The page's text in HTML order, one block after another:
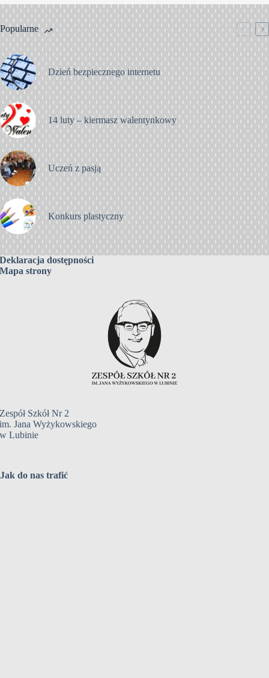
Popularne
Dzień bezpiecznego internetu
14 luty – kiermasz walentynkowy
Uczeń z pasją
Konkurs plastyczny
Deklaracja dostępności
Mapa strony
Zespół Szkół Nr 2
im. Jana Wyżykowskiego
w Lubinie
Jak do nas trafić